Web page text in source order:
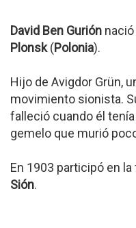
David Ben Gurión
Plonsk(Polonia).
Hijo de Avigdor Grün,
movimiento sionista.
falleció cuando él
gemelo que murió
En 1903 participó en la
Sión.